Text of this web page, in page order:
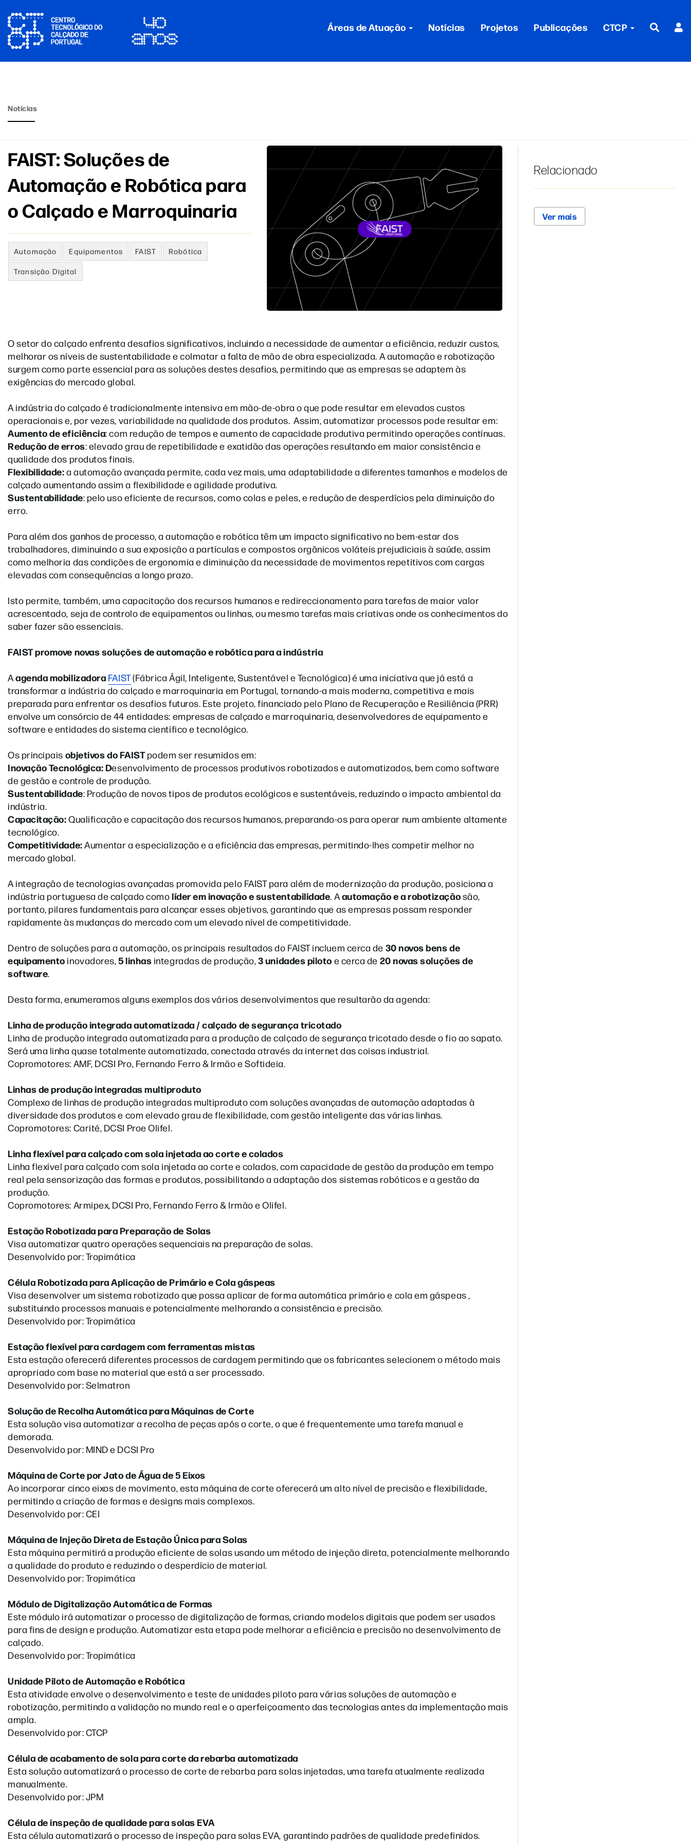
Áreas de Atuação Notícias Projetos Publicações CTCP
Notícias
FAIST: Soluções de
Automação e Robótica para
o Calçado e Marroquinaria
Automação Equipamentos FAIST Robótica
Transição Digital
O setor do calçado enfrenta desafios significativos, incluindo a necessidade de aumentar a eficiência, reduzir custos,
melhorar os níveis de sustentabilidade e colmatar a falta de mão de obra especializada. A automação e robotização
surgem como parte essencial para as soluções destes desafios, permitindo que as empresas se adaptem às
exigências do mercado global.
A indústria do calçado é tradicionalmente intensiva em mão-de-obra o que pode resultar em elevados custos
operacionais e, por vezes, variabilidade na qualidade dos produtos. Assim, automatizar processos pode resultar em:
Aumento de eficiência: com redução de tempos e aumento de capacidade produtiva permitindo operações contínuas.
Redução de erros: elevado grau de repetibilidade e exatidão das operações resultando em maior consistência e
qualidade dos produtos finais.
Flexibilidade:a automação avançada permite, cada vez mais, uma adaptabilidade a diferentes tamanhos e modelos de
calçado aumentando assim a flexibilidade e agilidade produtiva.
Sustentabilidade: pelo uso eficiente de recursos, como colas e peles, e redução de desperdícios pela diminuição do
erro.
Para além dos ganhos de processo, a automação e robótica têm um impacto significativo no bem-estar dos
trabalhadores, diminuindo a sua exposição a partículas e compostos orgânicos voláteis prejudiciais à saúde, assim
como melhoria das condições de ergonomia e diminuição da necessidade de movimentos repetitivos com cargas
elevadas com consequências a longo prazo.
Isto permite, também, uma capacitação dos recursos humanos e redireccionamento para tarefas de maior valor
acrescentado, seja de controlo de equipamentos ou linhas, ou mesmo tarefas mais criativas onde os conhecimentos do
saber fazer são essenciais.
FAIST promove novas soluções de automação e robótica para a indústria
Aagenda mobilizadora FAIST(Fábrica Ágil, Inteligente, Sustentável e Tecnológica) é uma iniciativa que já está a
transformar a indústria do calçado e marroquinaria em Portugal, tornando-a mais moderna, competitiva e mais
preparada para enfrentar os desafios futuros. Este projeto, financiado pelo Plano de Recuperação e Resiliência (PRR)
envolve um consórcio de 44 entidades: empresas de calçado e marroquinaria, desenvolvedores de equipamento e
software e entidades do sistema científico e tecnológico.
Os principais objetivos do FAISTpodem ser resumidos em:
Inovação Tecnológica: Desenvolvimento de processos produtivos robotizados e automatizados, bem como software
de gestão e controle de produção.
Sustentabilidade: Produção de novos tipos de produtos ecológicos e sustentáveis, reduzindo o impacto ambiental da
indústria.
Capacitação:Qualificação e capacitação dos recursos humanos, preparando-os para operar num ambiente altamente
tecnológico.
Competitividade:Aumentar a especialização e a eficiência das empresas, permitindo-lhes competir melhor no
mercado global.
A integração de tecnologias avançadas promovida pelo FAIST para além de modernização da produção, posiciona a
indústria portuguesa de calçado comolíder em inovação e sustentabilidade. Aautomação e a robotizaçãosão,
portanto, pilares fundamentais para alcançar esses objetivos, garantindo que as empresas possam responder
rapidamente às mudanças do mercado com um elevado nível de competitividade.
Dentro de soluções para a automação, os principais resultados do FAIST incluem cerca de 30 novos bens de
equipamento inovadores,5 linhas integradas de produção,3 unidades piloto e cerca de 20 novas soluções de
software.
Desta forma, enumeramos alguns exemplos dos vários desenvolvimentos que resultarão da agenda:
Linha de produção integrada automatizada / calçado de segurança tricotado
Linha de produção integrada automatizada para a produção de calçado de segurança tricotado desde o fio ao sapato.
Será uma linha quase totalmente automatizada, conectada através da internet das coisas industrial.
Copromotores: AMF, DCSI Pro, Fernando Ferro & Irmão e Softideia.
Linhas de produção integradas multiproduto
Complexo de linhas de produção integradas multiproduto com soluções avançadas de automação adaptadas à
diversidade dos produtos e com elevado grau de flexibilidade, com gestão inteligente das várias linhas.
Copromotores: Carité, DCSI Proe Olifel.
Linha flexível para calçado com sola injetada ao corte e colados
Linha flexível para calçado com sola injetada ao corte e colados, com capacidade de gestão da produção em tempo
real pela sensorização das formas e produtos, possibilitando a adaptação dos sistemas robóticos e a gestão da
produção.
Copromotores: Armipex, DCSI Pro, Fernando Ferro & Irmão e Olifel.
Estação Robotizada para Preparação de Solas
Visa automatizar quatro operações sequenciais na preparação de solas.
Desenvolvido por: Tropimática
Célula Robotizada para Aplicação de Primário e Cola gáspeas
Visa desenvolver um sistema robotizado que possa aplicar de forma automática primário e cola em gáspeas ,
substituindo processos manuais e potencialmente melhorando a consistência e precisão.
Desenvolvido por: Tropimática
Estação flexível para cardagem com ferramentas mistas
Esta estação oferecerá diferentes processos de cardagem permitindo que os fabricantes selecionem o método mais
apropriado com base no material que está a ser processado.
Desenvolvido por: Selmatron
Solução de Recolha Automática para Máquinas de Corte
Esta solução visa automatizar a recolha de peças após o corte, o que é frequentemente uma tarefa manual e
demorada.
Desenvolvido por: MIND e DCSI Pro
Máquina de Corte por Jato de Água de 5 Eixos
Ao incorporar cinco eixos de movimento, esta máquina de corte oferecerá um alto nível de precisão e flexibilidade,
permitindo a criação de formas e designs mais complexos.
Desenvolvido por: CEI
Máquina de Injeção Direta de Estação Única para Solas
Esta máquina permitirá a produção eficiente de solas usando um método de injeção direta, potencialmente melhorando
a qualidade do produto e reduzindo o desperdício de material.
Desenvolvido por: Tropimática
Módulo de Digitalização Automática de Formas
Este módulo irá automatizar o processo de digitalização de formas, criando modelos digitais que podem ser usados
para fins de design e produção. Automatizar esta etapa pode melhorar a eficiência e precisão no desenvolvimento de
calçado.
Desenvolvido por: Tropimática
Unidade Piloto de Automação e Robótica
Esta atividade envolve o desenvolvimento e teste de unidades piloto para várias soluções de automação e
robotização, permitindo a validação no mundo real e o aperfeiçoamento das tecnologias antes da implementação mais
ampla.
Desenvolvido por: CTCP
Célula de acabamento de sola para corte da rebarba automatizada
Esta solução automatizará o processo de corte de rebarba para solas injetadas, uma tarefa atualmente realizada
manualmente.
Desenvolvido por: JPM
Célula de inspeção de qualidade para solas EVA
Esta célula automatizará o processo de inspeção para solas EVA, garantindo padrões de qualidade predefinidos.
Relacionado
Ver mais